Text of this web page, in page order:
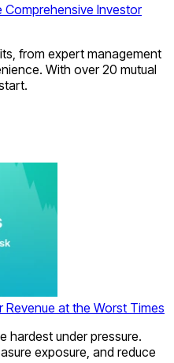
Comprehensive Investor
from expert management
With over 20 mutual
Revenue at the Worst Times
hardest under pressure.
exposure, and reduce